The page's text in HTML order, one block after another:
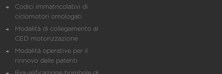
Codici immatricolativi di
ciclomotori omologati
Modalità di collegamento al
CED motorizzazione
Modalità operative per il
rinnovo delle patenti